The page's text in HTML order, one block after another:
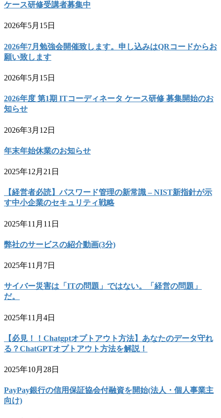
ケース研修受講者募集中
2026年5月15日
2026年7月勉強会開催致します。申し込みはQRコードからお
願い致します
2026年5月15日
2026年度 第1期 ITコーディネータ ケース研修 募集開始のお
知らせ
2026年3月12日
年末年始休業のお知らせ
2025年12月21日
【経営者必読】パスワード管理の新常識 – NIST新指針が示
す中小企業のセキュリティ戦略
2025年11月11日
弊社のサービスの紹介動画(3分)
2025年11月7日
サイバー災害は「ITの問題」ではない。「経営の問題」
だ。
2025年11月4日
【必見！！Chatgptオプトアウト方法】あなたのデータ守れ
る？ChatGPTオプトアウト方法を解説！
2025年10月28日
PayPay銀行の信用保証協会付融資を開始(法人・個人事業主
向け)